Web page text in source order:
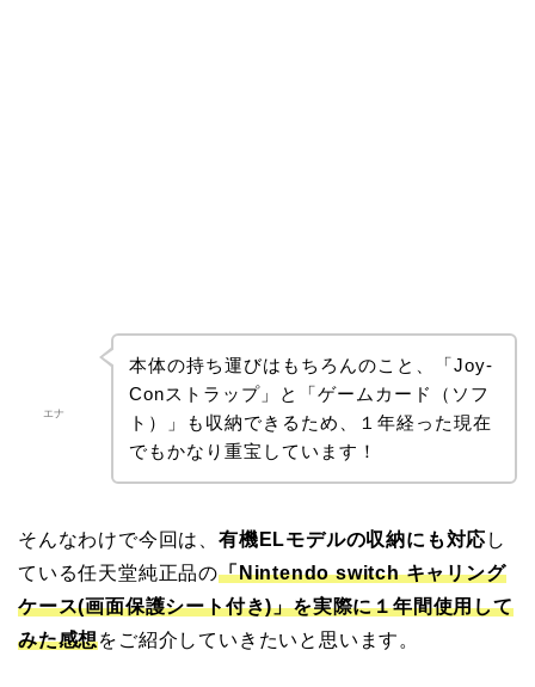
エナ
本体の持ち運びはもちろんのこと、「Joy-
Conストラップ」と「ゲームカード（ソフ
ト）」も収納できるため、１年経った現在
でもかなり重宝しています！
そんなわけで今回は、 有機ELモデルの収納にも対応 し
ている任天堂純正品の「Nintendo switch キャリング
ケース(画面保護シート付き)」を実際に１年間使用して
みた感想をご紹介していきたいと思います。